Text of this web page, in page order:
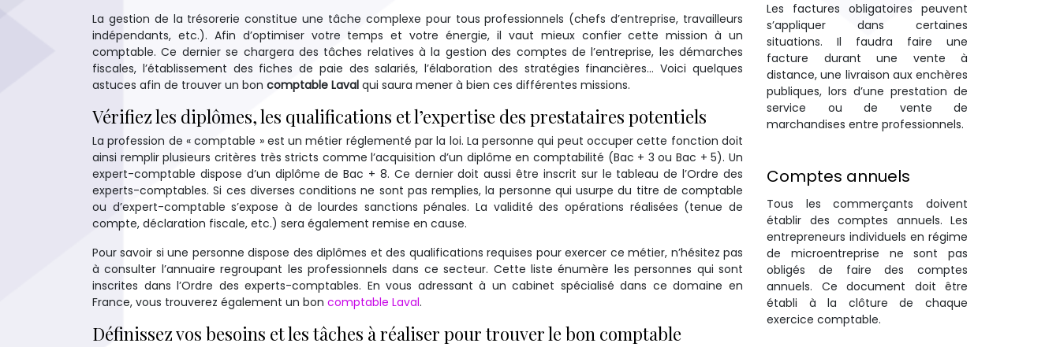
La gestion de la trésorerie constitue une tâche complexe pour tous professionnels (chefs d’entreprise, travailleurs
indépendants, etc.). Afin d’optimiser votre temps et votre énergie, il vaut mieux confier cette mission à un
comptable. Ce dernier se chargera des tâches relatives à la gestion des comptes de l’entreprise, les démarches
fiscales, l’établissement des fiches de paie des salariés, l’élaboration des stratégies financières… Voici quelques
astuces afin de trouver un bon comptable Laval qui saura mener à bien ces différentes missions.
Vérifiez les diplômes, les qualifications et l’expertise des prestataires potentiels
La profession de « comptable » est un métier réglementé par la loi. La personne qui peut occuper cette fonction doit
ainsi remplir plusieurs critères très stricts comme l’acquisition d’un diplôme en comptabilité (Bac + 3 ou Bac + 5). Un
expert-comptable dispose d’un diplôme de Bac + 8. Ce dernier doit aussi être inscrit sur le tableau de l’Ordre des
experts-comptables. Si ces diverses conditions ne sont pas remplies, la personne qui usurpe du titre de comptable
ou d’expert-comptable s’expose à de lourdes sanctions pénales. La validité des opérations réalisées (tenue de
compte, déclaration fiscale, etc.) sera également remise en cause.
Pour savoir si une personne dispose des diplômes et des qualifications requises pour exercer ce métier, n’hésitez pas
à consulter l’annuaire regroupant les professionnels dans ce secteur. Cette liste énumère les personnes qui sont
inscrites dans l’Ordre des experts-comptables. En vous adressant à un cabinet spécialisé dans ce domaine en
France, vous trouverez également un bon comptable Laval.
Définissez vos besoins et les tâches à réaliser pour trouver le bon comptable
Les factures obligatoires peuvent
s’appliquer dans certaines
situations. Il faudra faire une
facture durant une vente à
distance, une livraison aux enchères
publiques, lors d’une prestation de
service ou de vente de
marchandises entre professionnels.
Comptes annuels
Tous les commerçants doivent
établir des comptes annuels. Les
entrepreneurs individuels en régime
de microentreprise ne sont pas
obligés de faire des comptes
annuels. Ce document doit être
établi à la clôture de chaque
exercice comptable.